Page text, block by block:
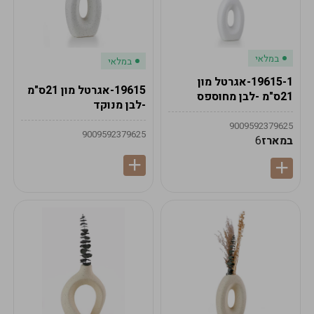
במלאי
19615-1-אגרטל מון
21ס"מ -לבן מחוספס
9009592379625
במארז6
במלאי
19615-אגרטל מון 21ס"מ
-לבן מנוקד
9009592379625